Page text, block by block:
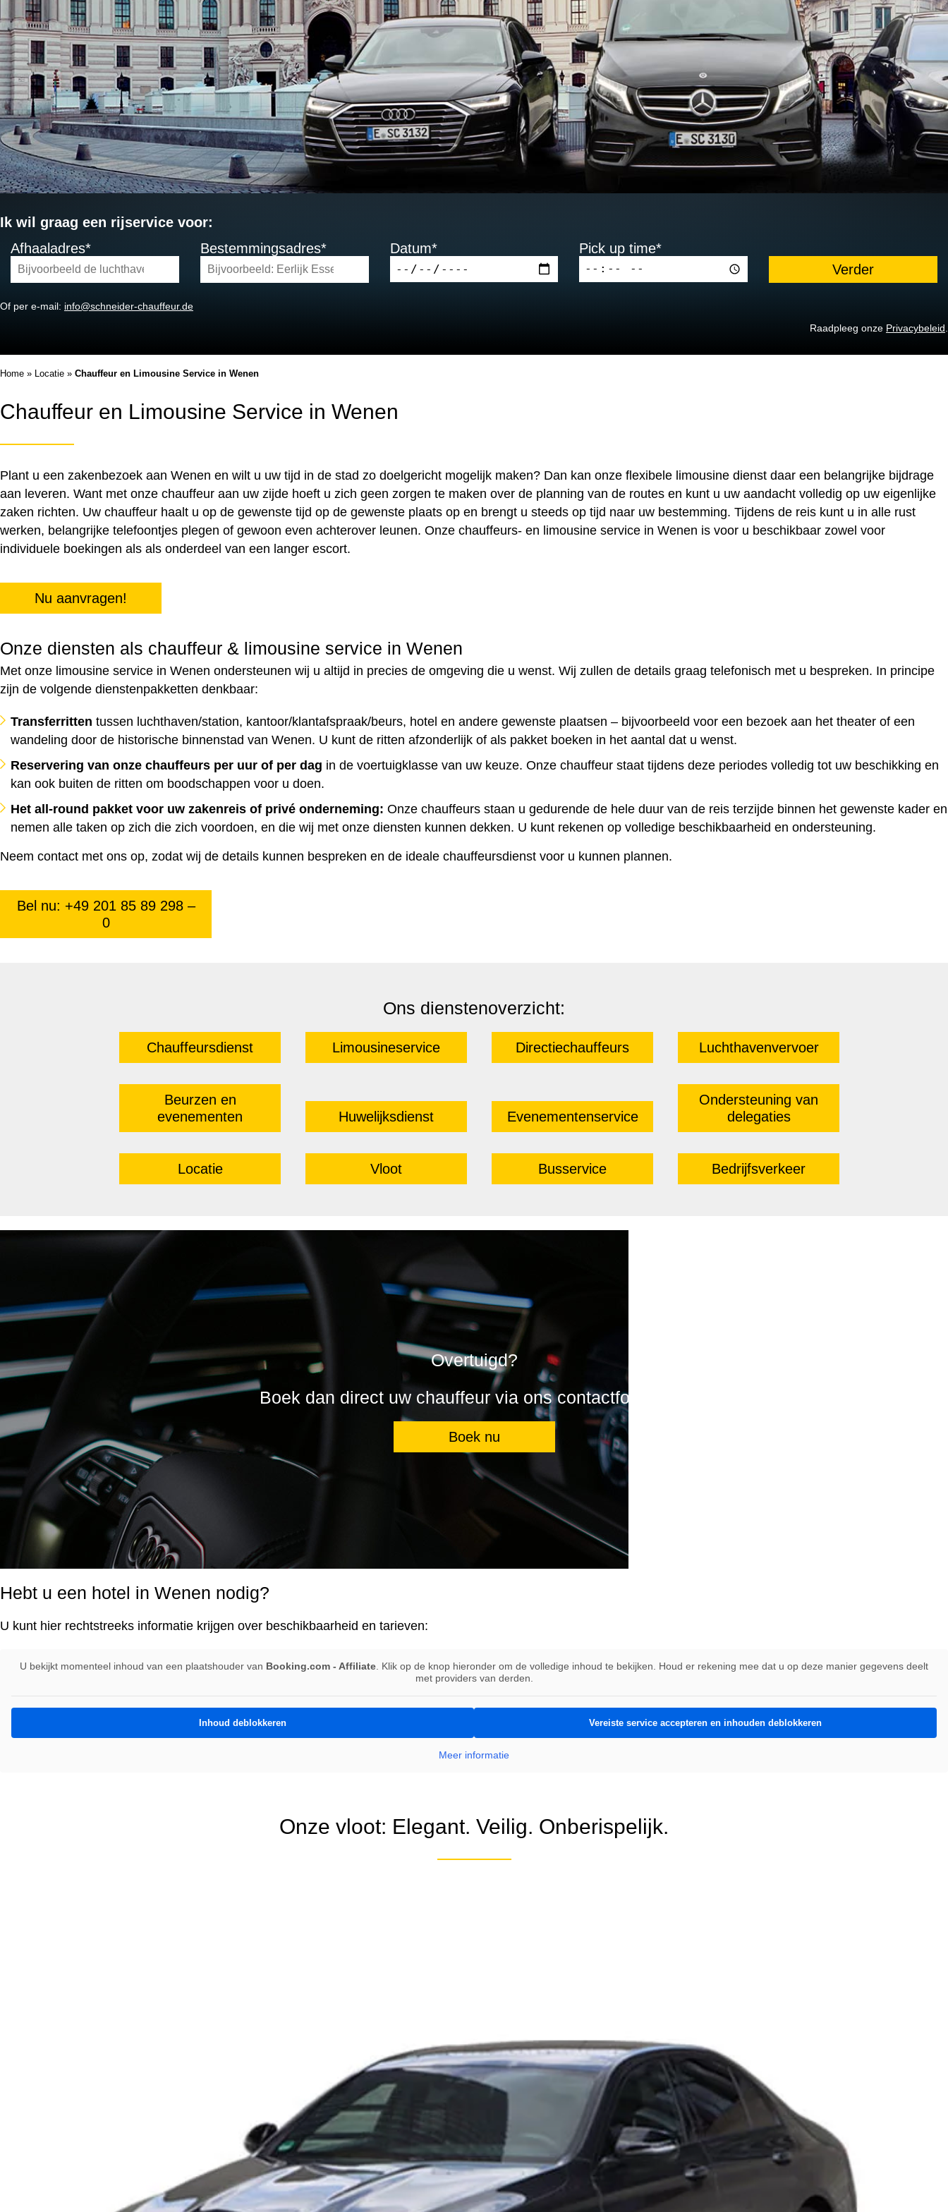
Ik wil graag een rijservice voor:
Afhaaladres*
Bestemmingsadres* Datum* Pick up time*
Of per e-mail: info@schneider-chauffeur.de
Raadpleeg onze Privacybeleid
Home » Locatie » Chauffeur en Limousine Service in Wenen
Chauffeur en Limousine Service in Wenen
Plant u een zakenbezoek aan Wenen en wilt u uw tijd in de stad zo doelgericht mogelijk maken? Dan kan onze flexibele limousine dienst daar een belangrijke bijdrage
aan leveren. Want met onze chauffeur aan uw zijde hoeft u zich geen zorgen te maken over de planning van de routes en kunt u uw aandacht volledig op uw eigenlijke
zaken richten. Uw chauffeur haalt u op de gewenste tijd op de gewenste plaats op en brengt u steeds op tijd naar uw bestemming. Tijdens de reis kunt u in alle rust
werken, belangrijke telefoontjes plegen of gewoon even achterover leunen. Onze chauffeurs- en limousine service in Wenen is voor u beschikbaar zowel voor
individuele boekingen als als onderdeel van een langer escort.
Nu aanvragen!
Onze diensten als chauffeur & limousine service in Wenen
Met onze limousine service in Wenen ondersteunen wij u altijd in precies de omgeving die u wenst. Wij zullen de details graag telefonisch met u bespreken. In principe
zijn de volgende dienstenpakketten denkbaar:
Transferritten tussen luchthaven/station, kantoor/klantafspraak/beurs, hotel en andere gewenste plaatsen – bijvoorbeeld voor een bezoek aan het theater of een
wandeling door de historische binnenstad van Wenen. U kunt de ritten afzonderlijk of als pakket boeken in het aantal dat u wenst.
Reservering van onze chauffeurs per uur of per dag in de voertuigklasse van uw keuze. Onze chauffeur staat tijdens deze periodes volledig tot uw beschikking en
kan ook buiten de ritten om boodschappen voor u doen.
Het all-round pakket voor uw zakenreis of privé onderneming: Onze chauffeurs staan u gedurende de hele duur van de reis terzijde binnen het gewenste kader en
nemen alle taken op zich die zich voordoen, en die wij met onze diensten kunnen dekken. U kunt rekenen op volledige beschikbaarheid en ondersteuning.
Neem contact met ons op, zodat wij de details kunnen bespreken en de ideale chauffeursdienst voor u kunnen plannen.
Bel nu: +49 201 85 89 298 –
0
Ons dienstenoverzicht:
Chauffeursdienst Limousineservice Directiechauffeurs Luchthavenvervoer
Beurzen en
evenementen
Huwelijksdienst Evenementenservice
Ondersteuning van
delegaties
Locatie Vloot Busservice Bedrijfsverkeer
Overtuigd?
Boek dan direct uw chauffeur via ons contactformulier:
Boek nu
Hebt u een hotel in Wenen nodig?
U kunt hier rechtstreeks informatie krijgen over beschikbaarheid en tarieven:
U bekijkt momenteel inhoud van een plaatshouder van Booking.com - Affiliate . Klik op de knop hieronder om de volledige inhoud te bekijken. Houd er rekening mee dat u op deze manier gegevens deelt
met providers van derden.
Inhoud deblokkeren Vereiste service accepteren en inhouden deblokkeren
Meer informatie
Onze vloot: Elegant. Veilig. Onberispelijk.